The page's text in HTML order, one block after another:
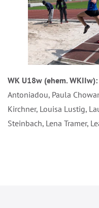
WK U18w (ehem. WKIIw):
Antoniadou, Paula
Kirchner, Louisa Lustig,
Steinbach, Lena Tramer,